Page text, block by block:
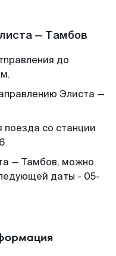
— Тамбов
до
Элиста —
со станции
— Тамбов, можно
даты - 05-